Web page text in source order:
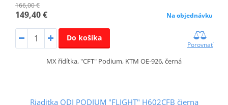
166,00 €
149,40 € Na objednávku
Do košíka
Porovnať
MX řídítka, "CFT" Podium, KTM OE-926, černá
Riaditka ODI PODIUM "FLIGHT" H602CFB čierna